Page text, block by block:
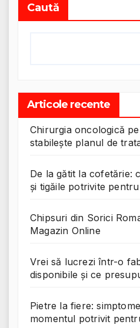
Caută
Articole recente
Chirurgia oncologică
stabilește planul de
De la gătit la cofetărie:
și tigăile potrivite
Chipsuri din Sorici
Magazin Online
Vrei să lucrezi într-o
disponibile și ce
Pietre la fiere:
momentul potrivit